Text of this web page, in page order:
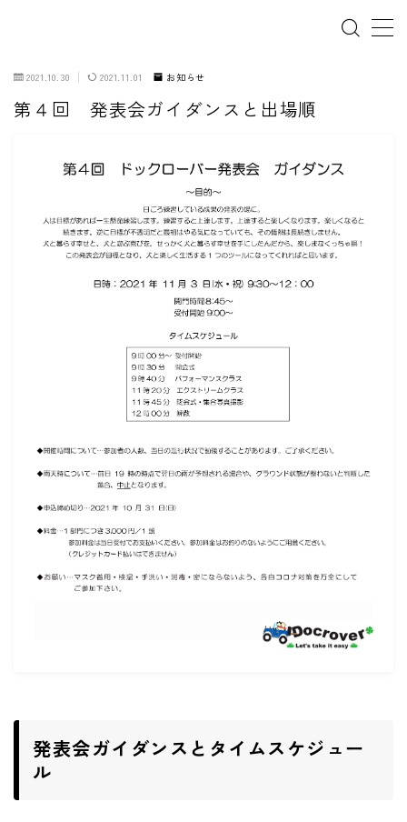
ホーム
犬の幼稚園
スターターレッスン
ドッグスポーツ
犬とゴミ拾い活動
ご予約・お問い合わせ
DOCROVERの理念
STAFF紹介
お仕事のご依頼・お問い合わせ
2021.10.30 2021.11.01 お知らせ
第４回 発表会ガイダンスと出場順
発表会ガイダンスとタイムスケジュー
ル